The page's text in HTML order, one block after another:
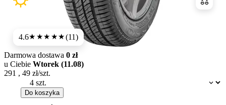
4.6★★★★★(11)
Dostępność:
Darmowa dostawa 0 zł
u Ciebie Wtorek (11.08)
291 , 49 zł/szt.
Do koszyka